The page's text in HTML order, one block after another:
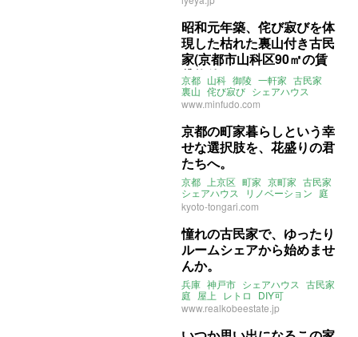
売買
昭和元年築、侘び寂びを体
現した枯れた裏山付き古民
家(京都市山科区90㎡の賃
貸物件)
京都 山科 御陵 一軒家 古民家
裏山 侘び寂び シェアハウス
www.minfudo.com
京都の町家暮らしという幸
せな選択肢を、花盛りの君
たちへ。
京都 上京区 町家 京町家 古民家
シェアハウス
リノベーション 庭
ウッドデッキ おくどさん
掘りごたつ 螺旋階段
kyoto-tongari.com
憧れの古民家で、ゆったり
ルームシェアから始めませ
んか。
兵庫 神戸市 シェアハウス 古民家
庭 屋上 レトロ
DIY可
www.realkobeestate.jp